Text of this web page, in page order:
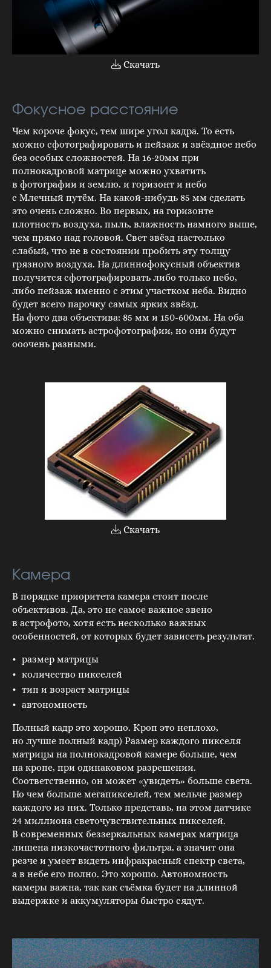
Фокусное расстояние
Чем короче фокус, тем шире угол кадра. То есть
можно сфотографировать и пейзаж и звёздное небо
без особых сложностей. На 16-20мм при
полнокадровой матрице можно ухватить
в фотографии и землю, и горизонт и небо
с Млечный путём. На какой-нибудь 85 мм сделать
это очень сложно. Во первых, на горизонте
плотность воздуха, пыль, влажность намного выше,
чем прямо над головой. Свет звёзд настолько
слабый, что не в состоянии пробить эту толщу
грязного воздуха. На длиннофокусный объектив
получится сфотографировать либо только небо,
либо пейзаж именно с этим участком неба. Видно
будет всего парочку самых ярких звёзд.
На фото два объектива: 85 мм и 150-600мм. На оба
можно снимать астрофотографии, но они будут
ооочень разными.
Скачать
Камера
В порядке приоритета камера стоит после
объективов. Да, это не самое важное звено
в астрофото, хотя есть несколько важных
особенностей, от которых будет зависеть результат.
размер матрицы
количество пикселей
тип и возраст матрицы
автономность
Полный кадр это хорошо. Кроп это неплохо,
но лучше полный кадр) Размер каждого пикселя
матрицы на полнокадровой камере больше, чем
на кропе, при одинаковом разрешении.
Соответственно, он может «увидеть» больше света.
Но чем больше мегапикселей, тем мельче размер
каждого из них. Только представь, на этом датчике
24 миллиона светочувствительных пикселей.
В современных беззеркальных камерах матрица
лишена низкочастотного фильтра, а значит она
резче и умеет видеть инфракрасный спектр света,
а в небе его полно. Это хорошо. Автономность
камеры важна, так как съёмка будет на длинной
выдержке и аккумуляторы быстро сядут.
Скачать